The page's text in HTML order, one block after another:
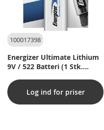
100017398
Energizer Ultimate Lithium
9V / 522 Batteri (1 Stk.
Log ind for priser